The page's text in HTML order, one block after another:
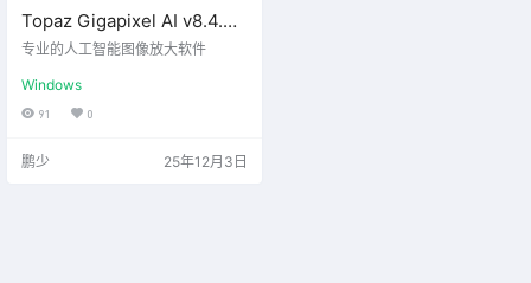
Topaz Gigapixel AI v8.4.4
绿色便携版
专业的人工智能图像放大软件
Windows
91 0
鹏少 25年12月3日